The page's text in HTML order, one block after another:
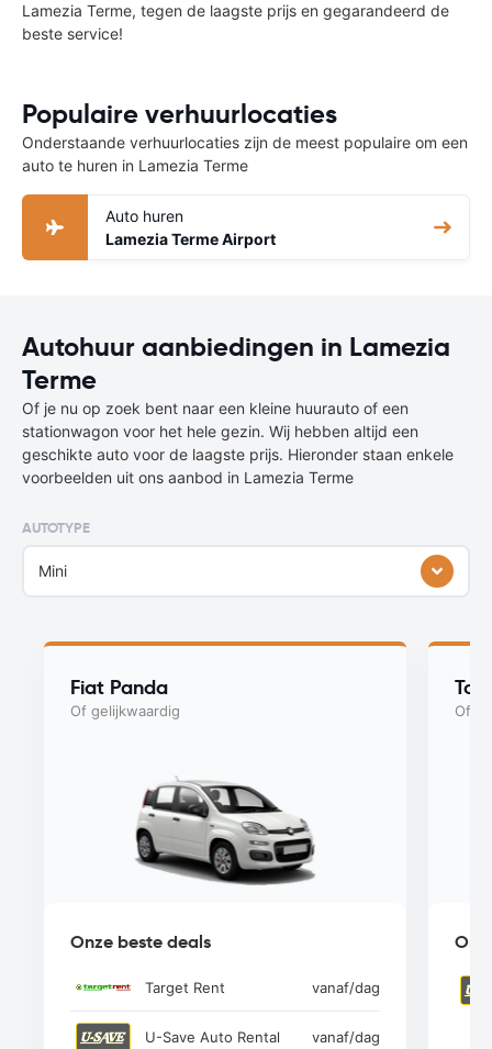
Lamezia Terme, tegen de laagste prijs en gegarandeerd de
beste service!
Populaire verhuurlocaties
Onderstaande verhuurlocaties zijn de meest populaire om een
auto te huren in Lamezia Terme
Auto huren
Lamezia Terme Airport
Autohuur aanbiedingen in Lamezia
Terme
Of je nu op zoek bent naar een kleine huurauto of een
stationwagon voor het hele gezin. Wij hebben altijd een
geschikte auto voor de laagste prijs. Hieronder staan enkele
voorbeelden uit ons aanbod in Lamezia Terme
AUTOTYPE
Mini
Fiat Panda
Of gelijkwaardig
Onze beste deals
Target Rent vanaf/dag
U-Save Auto Rental vanaf/dag
Of